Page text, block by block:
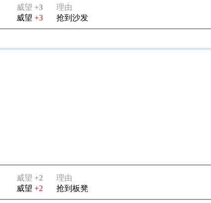
威望 +3
理由
威望 +3 抢到沙发
威望 +2
理由
威望 +2 抢到板凳